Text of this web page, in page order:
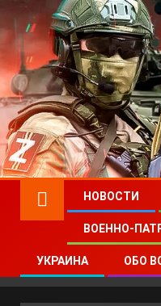
НОВОСТИ
ВОЕННО-
УКРАИНА ОБО